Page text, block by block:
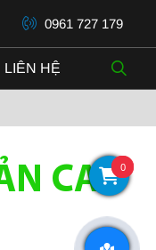
0961 727 179
LIÊN HỆ
CAO
0